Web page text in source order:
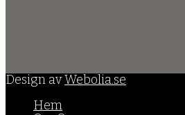
Design avWebolia.se
Hem